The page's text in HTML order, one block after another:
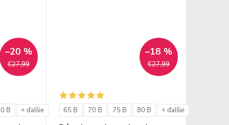
€27,99
–20 %
B + ďalšie
€27,99
–18 %
65 B 70 B 75 B 80 B + ďalšie